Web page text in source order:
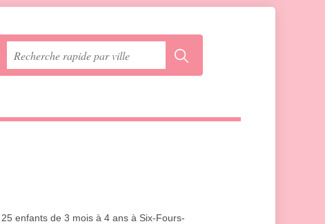
enfants de 3 mois à 4 ans à Six-Fours-